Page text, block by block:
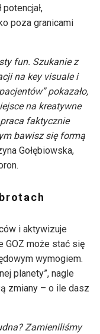
poza granicami
fun. Szukanie z
na key visuale i
pokazało,
na kreatywne
faktycznie
bawisz się formą
Gołębiowska,
i aktywizuje
GOZ może stać się
wymogiem.
planety”, nagle
zmiany – o ile dasz
Zamieniliśmy